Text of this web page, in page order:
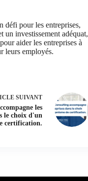
défi pour les entreprises,
un investissement adéquat,
aider les entreprises à
leurs employés.
SUIVANT
les
le choix d'un
certification.